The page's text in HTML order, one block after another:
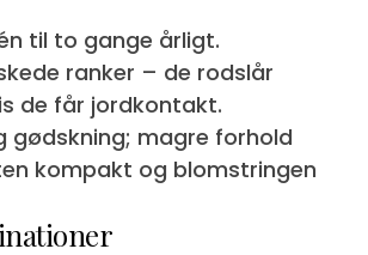
til to gange årligt.
ranker – de rodslår
de får jordkontakt.
gødskning; magre forhold
kompakt og blomstringen